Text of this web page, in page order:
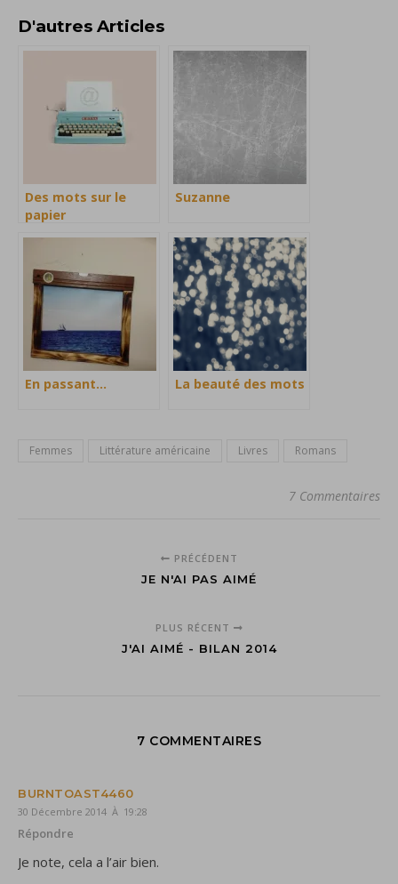
D'autres Articles
Des mots sur le
papier
Suzanne
En passant… La beauté des mots
Femmes Littérature américaine Livres Romans
7 Commentaires
PRÉCÉDENT
JE N'AI PAS AIMÉ
PLUS RÉCENT
J'AI AIMÉ - BILAN 2014
7 COMMENTAIRES
BURNTOAST4460
30 Décembre 2014 À 19:28
Répondre
Je note, cela a l’air bien.